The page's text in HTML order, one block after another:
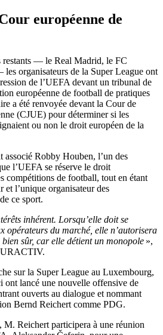
européenne de
restants — le Real Madrid, le FC
organisateurs de la Super League ont
de l’UEFA devant un tribunal de
européenne de football de pratiques
a été renvoyée devant la Cour de
(CJUE) pour déterminer si les
ou non le droit européen de la
associé Robby Houben, l’un des
l’UEFA se réserve le droit
compétitions de football, tout en étant
et l’unique organisateur des
ce sport.
inhérent. Lorsqu’elle doit se
opérateurs du marché, elle n’autorisera
sûr, car elle détient un monopole »,
sur la Super League au Luxembourg,
ont lancé une nouvelle offensive de
ouverts au dialogue et nommant
Bernd Reichert comme PDG.
M. Reichert participera à une réunion